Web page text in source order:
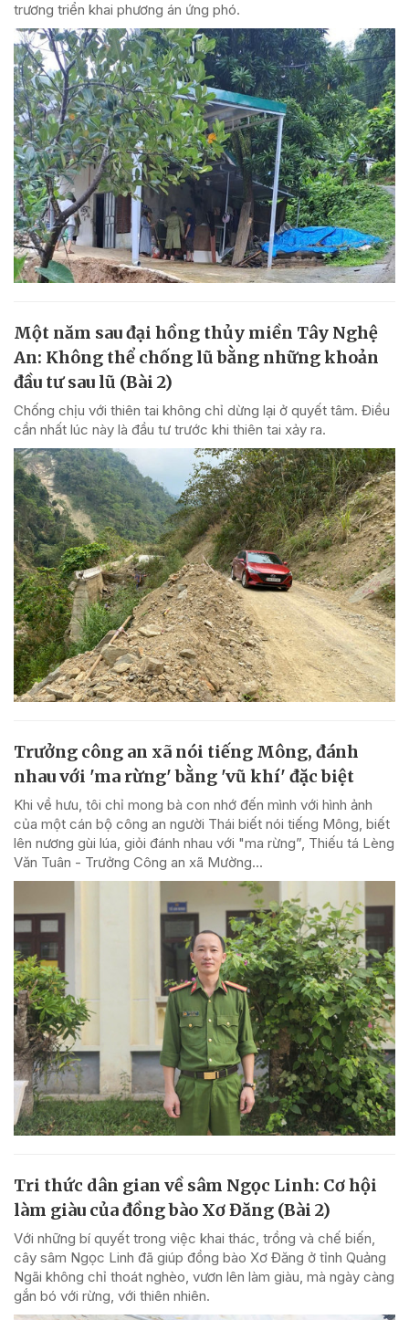
trương triển khai phương án ứng phó.
Một năm sau đại hồng thủy miền Tây Nghệ
An: Không thể chống lũ bằng những khoản
đầu tư sau lũ (Bài 2)
Chống chịu với thiên tai không chỉ dừng lại ở quyết tâm. Điều
cần nhất lúc này là đầu tư trước khi thiên tai xảy ra.
Trưởng công an xã nói tiếng Mông, đánh
nhau với 'ma rừng' bằng 'vũ khí' đặc biệt
Khi về hưu, tôi chỉ mong bà con nhớ đến mình với hình ảnh
của một cán bộ công an người Thái biết nói tiếng Mông, biết
lên nương gùi lúa, giỏi đánh nhau với "ma rừng”, Thiếu tá Lèng
Văn Tuân - Trưởng Công an xã Mường...
Tri thức dân gian về sâm Ngọc Linh: Cơ hội
làm giàu của đồng bào Xơ Đăng (Bài 2)
Với những bí quyết trong việc khai thác, trồng và chế biến,
cây sâm Ngọc Linh đã giúp đồng bào Xơ Đăng ở tỉnh Quảng
Ngãi không chỉ thoát nghèo, vươn lên làm giàu, mà ngày càng
gắn bó với rừng, với thiên nhiên.